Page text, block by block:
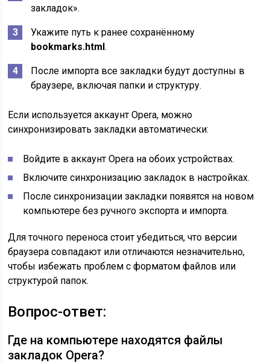
закладок».
Укажите путь к ранее сохранённому
bookmarks.html.
После импорта все закладки будут доступны в
браузере, включая папки и структуру.
Если используется аккаунт Opera, можно
синхронизировать закладки автоматически:
Войдите в аккаунт Opera на обоих устройствах.
Включите синхронизацию закладок в настройках.
После синхронизации закладки появятся на новом
компьютере без ручного экспорта и импорта.
Для точного переноса стоит убедиться, что версии
браузера совпадают или отличаются незначительно,
чтобы избежать проблем с форматом файлов или
структурой папок.
Вопрос-ответ:
Где на компьютере находятся файлы
закладок Opera?